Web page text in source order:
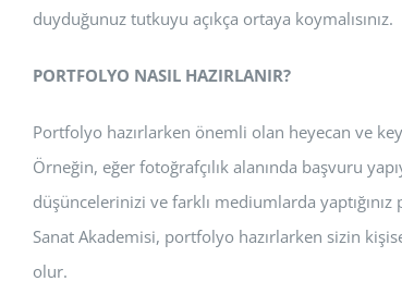
duyduğunuz tutkuyu açıkça ortaya koymalısınız.
PORTFOLYO NASIL HAZIRLANIR?
Portfolyo hazırlarken önemli olan heyecan ve
Örneğin, eğer fotoğrafçılık alanında başvuru
düşüncelerinizi ve farklı mediumlarda
Sanat Akademisi, portfolyo hazırlarken sizin
olur.